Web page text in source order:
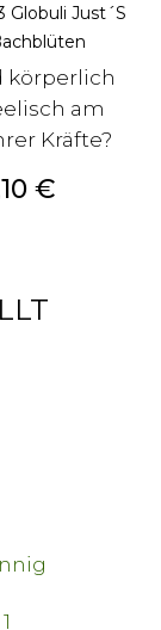
Globuli Just´s
körperlich
am
Kräfte?
€